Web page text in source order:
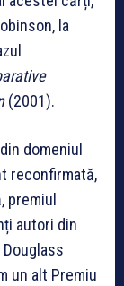
la
(2001).
domeniul
reconfirmată,
premiul
autori din
un alt Premiu